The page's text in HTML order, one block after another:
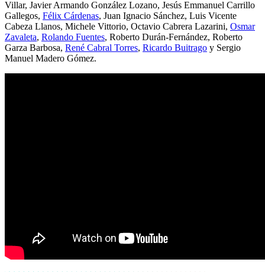
Villar, Javier Armando González Lozano, Jesús Emmanuel Carrillo
Gallegos, Félix Cárdenas, Juan Ignacio Sánchez, Luis Vicente
Cabeza Llanos, Michele Vittorio, Octavio Cabrera Lazarini, Osmar
Zavaleta, Rolando Fuentes, Roberto Durán-Fernández, Roberto
Garza Barbosa, René Cabral Torres, Ricardo Buitrago y Sergio
Manuel Madero Gómez.